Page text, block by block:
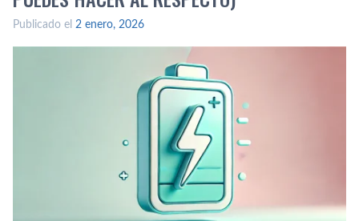
Publicado el 2 enero, 2026